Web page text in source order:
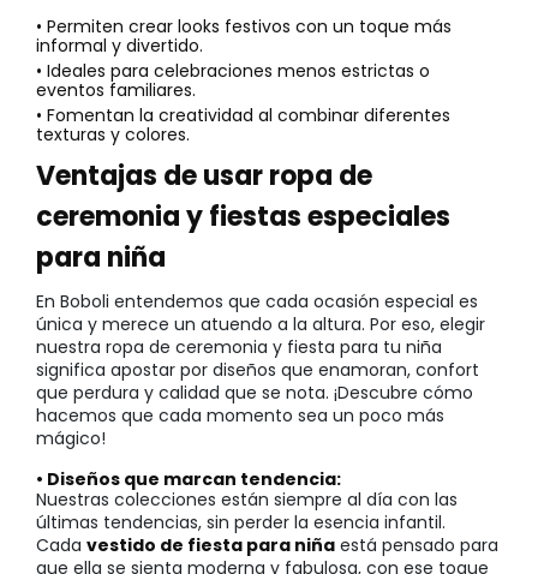
• Permiten crear looks festivos con un toque más
informal y divertido.
• Ideales para celebraciones menos estrictas o
eventos familiares.
• Fomentan la creatividad al combinar diferentes
texturas y colores.
Ventajas de usar ropa de
ceremonia y fiestas especiales
para niña
En Boboli entendemos que cada ocasión especial es
única y merece un atuendo a la altura. Por eso, elegir
nuestra ropa de ceremonia y fiesta para tu niña
significa apostar por diseños que enamoran, confort
que perdura y calidad que se nota. ¡Descubre cómo
hacemos que cada momento sea un poco más
mágico!
• Diseños que marcan tendencia:
Nuestras colecciones están siempre al día con las
últimas tendencias, sin perder la esencia infantil.
Cada vestido de fiesta para niña está pensado para
que ella se sienta moderna y fabulosa, con ese toque